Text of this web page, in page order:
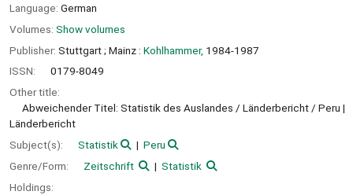
Language: German
Volumes: Show volumes
Publisher: Stuttgart ; Mainz : Kohlhammer, 1984-1987
ISSN:
0179-8049
Other title:
Abweichender Titel: Statistik des Auslandes / Länderbericht / Peru
Länderbericht
Subject(s):
Statistik
Peru
Genre/Form:
Zeitschrift
Statistik
Holdings: